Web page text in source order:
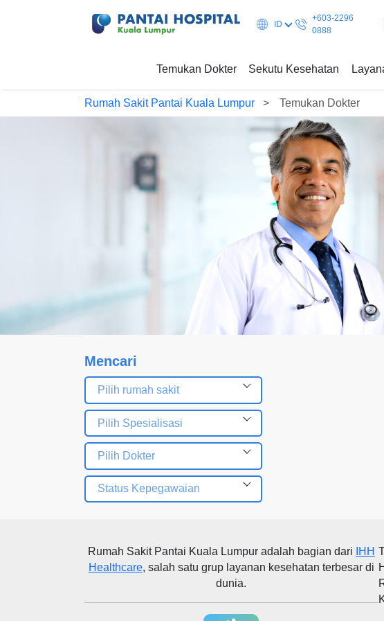
ID
+603-2296
0888
Temukan Dokter Sekutu Kesehatan
Rumah Sakit Pantai Kuala Lumpur Temukan Dokter
Mencari
Pilih rumah sakit
Pilih Spesialisasi
Pilih Dokter
Status Kepegawaian
Rumah Sakit Pantai Kuala Lumpuradalah bagian dari
IHH
Healthcare, salah satu grup layanan kesehatan terbesar di
dunia.